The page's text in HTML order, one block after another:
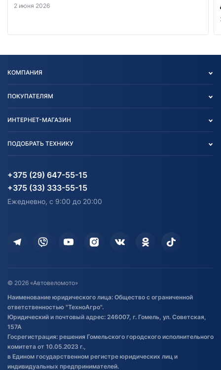
2 июня 2026
КОМПАНИЯ
Блог
Карта сайта
ПОКУПАТЕЛЯМ
Согласие на обработку
Информация до получения
согласия на обработку
Дополнительные услуги
Оставить отзыв
Договор публичной оферты
Обработка файлов cookie
Постановка транспорта на учет
Обновления в ЭПТС 2024
ИНТЕРНЕТ-МАГАЗИН
Агротехника
Водный транспорт
Электротранспорт
ПОДОБРАТЬ ТЕХНИКУ
Агротехника
Электротранспорт
+375 (29) 647-55-15
+375 (33) 333-55-15
Ежедневно, с 9:00 до 20:00
© 2026 «Автовеломото»
Наименование юридического лица: Общество с ограниченной
ответственностью "ТехноАгро".
Юридический и почтовый адрес: 246007, г. Гомель, ул. Советская,
157А
Госрегистрация: решения Гомельского городского исполнительного
комитета от 10.05.2023 г.,
в Едином государственном регистре юридических лиц и
индивидуальных предпринимателей.